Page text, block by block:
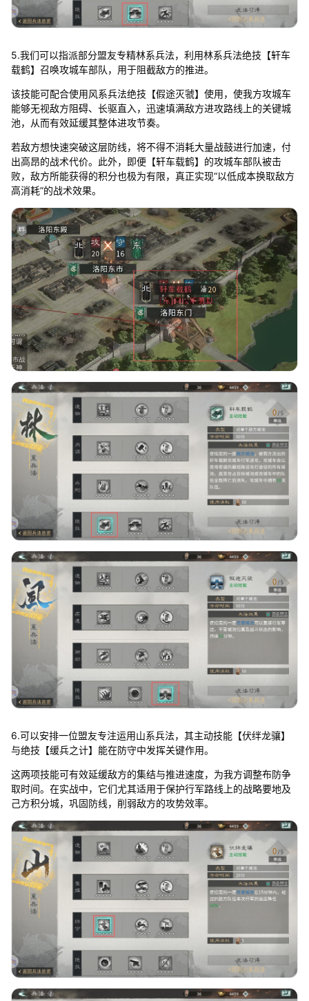
5.我们可以指派部分盟友专精林系兵法，利用林系兵法绝技【轩车
载鹤】召唤攻城车部队，用于阻截敌方的推进。
该技能可配合使用风系兵法绝技【假途灭虢】使用，使我方攻城车
能够无视敌方阻碍、长驱直入，迅速填满敌方进攻路线上的关键城
池，从而有效延缓其整体进攻节奏。
若敌方想快速突破这层防线，将不得不消耗大量战鼓进行加速，付
出高昂的战术代价。此外，即便【轩车载鹤】的攻城车部队被击
败，敌方所能获得的积分也极为有限，真正实现“以低成本换取敌方
高消耗”的战术效果。
6.可以安排一位盟友专注运用山系兵法，其主动技能【伏绊龙骧】
与绝技【缓兵之计】能在防守中发挥关键作用。
这两项技能可有效延缓敌方的集结与推进速度，为我方调整布防争
取时间。在实战中，它们尤其适用于保护行军路线上的战略要地及
己方积分城，巩固防线，削弱敌方的攻势效率。